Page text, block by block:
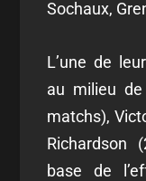
Sochaux,
L’une de
au milieu
matchs),
Richardson
base de